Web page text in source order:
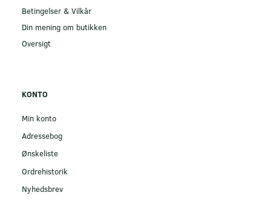
Betingelser & Vilkår
Din mening om butikken
Oversigt
KONTO
Min konto
Adressebog
Ønskeliste
Ordrehistorik
Nyhedsbrev